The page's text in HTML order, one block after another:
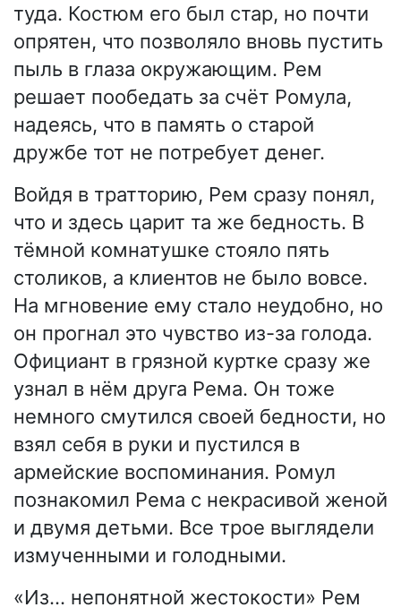
туда. Костюм его был стар, но почти
опрятен, что позволяло вновь пустить
пыль в глаза окружающим. Рем
решает пообедать за счёт Ромула,
надеясь, что в память о старой
дружбе тот не потребует денег.
Войдя в тратторию, Рем сразу понял,
что и здесь царит та же бедность. В
тёмной комнатушке стояло пять
столиков, а клиентов не было вовсе.
На мгновение ему стало неудобно, но
он прогнал это чувство из-за голода.
Официант в грязной куртке сразу же
узнал в нём друга Рема. Он тоже
немного смутился своей бедности, но
взял себя в руки и пустился в
армейские воспоминания. Ромул
познакомил Рема с некрасивой женой
и двумя детьми. Все трое выглядели
измученными и голодными.
«Из… непонятной жестокости» Рем